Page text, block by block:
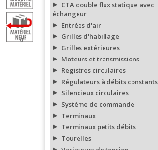
0
CTA double flux statique avec
échangeur
Entrées d'air
Grilles d'habillage
Grilles extérieures
Moteurs et transmissions
Registres circulaires
Régulateurs à débits constants
Silencieux circulaires
Système de commande
Terminaux
Terminaux petits débits
Tourelles